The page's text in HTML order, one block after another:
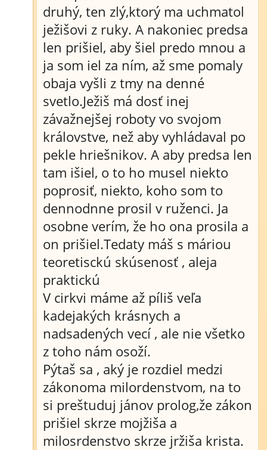
druhý, ten zlý,ktorý ma uchmatol
ježišovi z ruky. A nakoniec predsa
len prišiel, aby šiel predo mnou a
ja som iel za ním, až sme pomaly
obaja vyšli z tmy na denné
svetlo.Ježiš má dosť inej
závažnejšej roboty vo svojom
královstve, než aby vyhládaval po
pekle hriešnikov. A aby predsa len
tam išiel, o to ho musel niekto
poprosiť, niekto, koho som to
dennodnne prosil v ruženci. Ja
osobne verím, že ho ona prosila a
on prišiel.Tedaty máš s máriou
teoretisckú skúsenosť , aleja
praktickú
V cirkvi máme až píliš veľa
kadejakých krásnych a
nadsadených vecí , ale nie všetko
z toho nám osoží.
Pýtaš sa , aký je rozdiel medzi
zákonoma milordenstvom, na to
si preštuduj jánov prolog,že zákon
prišiel skrze mojžiša a
milosrdenstvo skrze jržiša krista.